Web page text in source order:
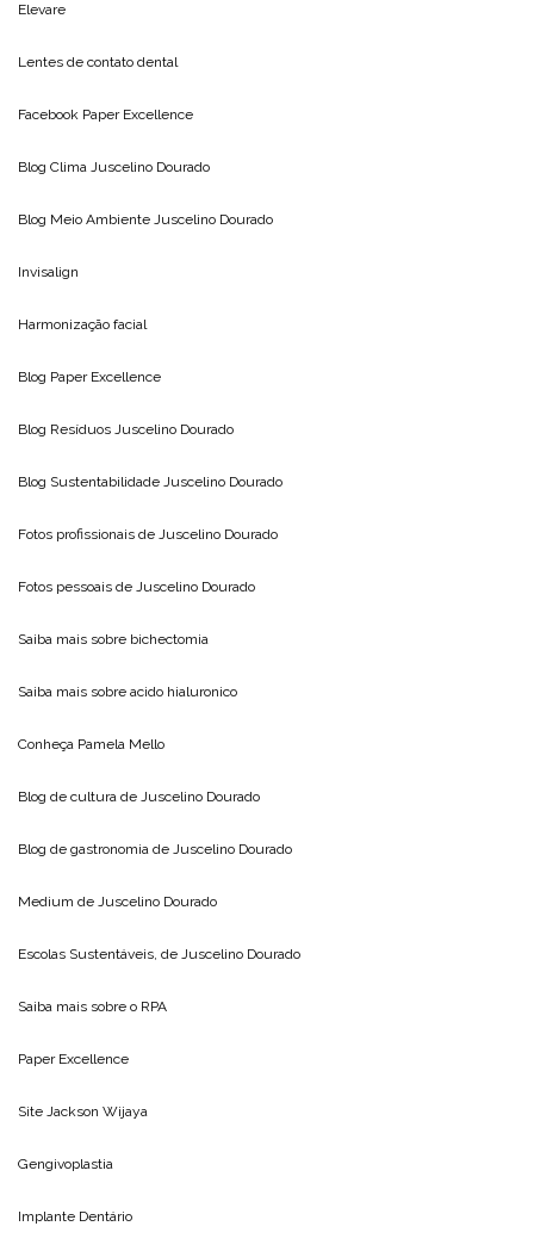
Elevare
Lentes de contato dental
Facebook Paper Excellence
Blog Clima Juscelino Dourado
Blog Meio Ambiente Juscelino Dourado
Invisalign
Harmonização facial
Blog Paper Excellence
Blog Resíduos Juscelino Dourado
Blog Sustentabilidade Juscelino Dourado
Fotos profissionais de Juscelino Dourado
Fotos pessoais de Juscelino Dourado
Saiba mais sobre bichectomia
Saiba mais sobre acido hialuronico
Conheça Pamela Mello
Blog de cultura de Juscelino Dourado
Blog de gastronomia de Juscelino Dourado
Medium de Juscelino Dourado
Escolas Sustentáveis, de Juscelino Dourado
Saiba mais sobre o RPA
Paper Excellence
Site Jackson Wijaya
Gengivoplastia
Implante Dentário